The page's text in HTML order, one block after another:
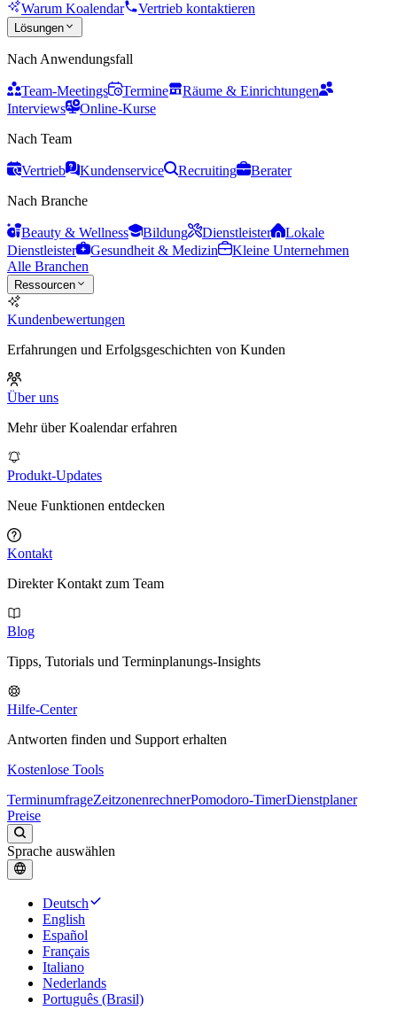
Warum Koalendar Vertrieb kontaktieren
Lösungen
Nach Anwendungsfall
Team-Meetings Termine
Räume & Einrichtungen
Interviews
Online-Kurse
Nach Team
Vertrieb Kundenservice Recruiting
Berater
Nach Branche
Beauty & Wellness Bildung Dienstleister
Lokale
Dienstleister
Gesundheit & Medizin
Kleine Unternehmen
Alle Branchen
Ressourcen
Kundenbewertungen
Erfahrungen und Erfolgsgeschichten von Kunden
Über uns
Mehr über Koalendar erfahren
Produkt-Updates
Neue Funktionen entdecken
Kontakt
Direkter Kontakt zum Team
Blog
Tipps, Tutorials und Terminplanungs-Insights
Hilfe-Center
Antworten finden und Support erhalten
Kostenlose Tools
TerminumfrageZeitzonenrechnerPomodoro-TimerDienstplaner
Preise
Sprache auswählen
Deutsch
English
Español
Français
Italiano
Nederlands
Português (Brasil)